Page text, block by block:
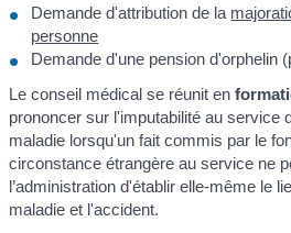
Demande d'attribution de la
personne
Demande d'une pension d'orphelin
Le conseil médical se réunit en
prononcer sur l'imputabilité au service
maladie lorsqu'un fait commis par le
circonstance étrangère au service ne
l’administration d'établir elle-même le
maladie et l'accident.